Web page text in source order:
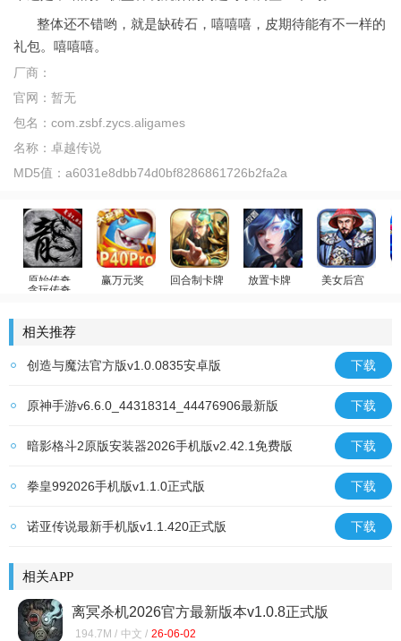
整体还不错哟，就是缺砖石，嘻嘻嘻，皮期待能有不一样的
礼包。嘻嘻嘻。
厂商：
官网： 暂无
包名： com.zsbf.zycs.aligames
名称： 卓越传说
MD5值： a6031e8dbb74d0bf8286861726b2fa2a
贪玩传奇
赢万元奖
回合制卡牌
放置卡牌
美女后宫
相关推荐
创造与魔法官方版v1.0.0835安卓版 下载
原神手游v6.6.0_44318314_44476906最新版 下载
暗影格斗2原版安装器2026手机版v2.42.1免费版 下载
拳皇992026手机版v1.1.0正式版 下载
诺亚传说最新手机版v1.1.420正式版 下载
相关APP
离冥杀机2026官方最新版本v1.0.8正式版
194.7M / 中文 / 26-06-02